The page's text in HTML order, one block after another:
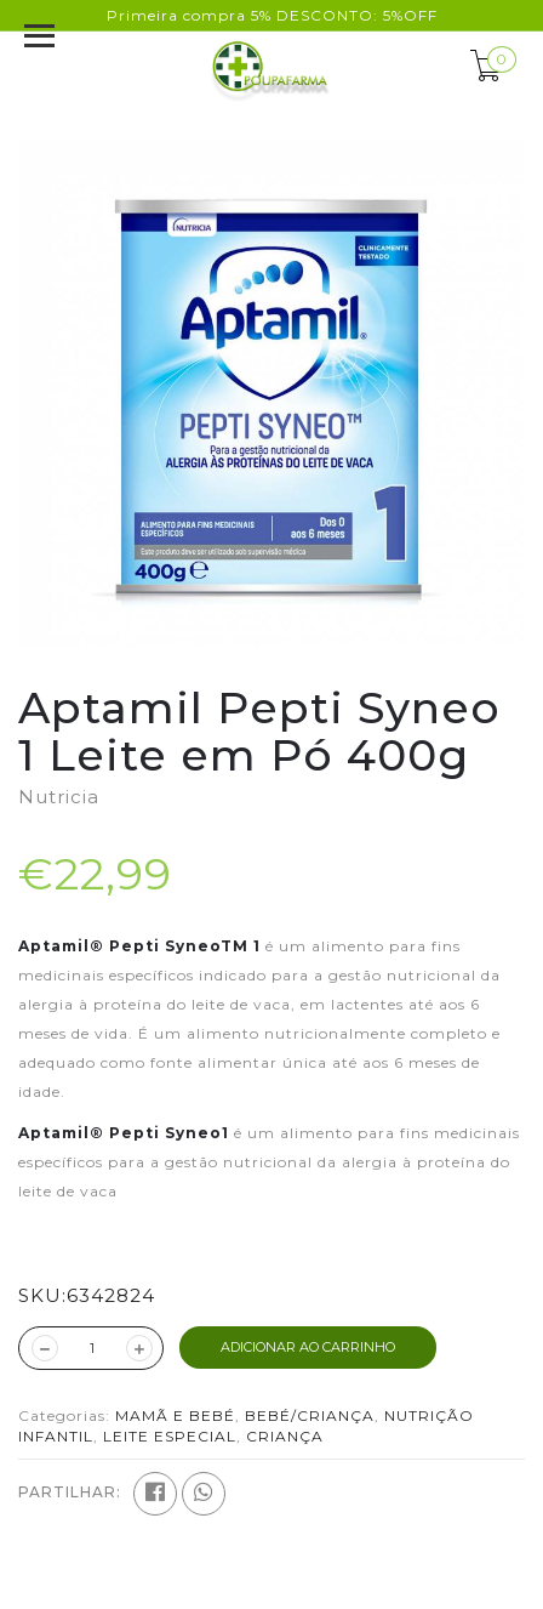
Primeira compra 5% DESCONTO: 5%OFF
0
Aptamil Pepti Syneo
1 Leite em Pó 400g
Nutricia
€22,99
Aptamil® Pepti SyneoTM 1 é um alimento para fins
medicinais específicos indicado para a gestão nutricional da
alergia à proteína do leite de vaca, em lactentes até aos 6
meses de vida. É um alimento nutricionalmente completo e
adequado como fonte alimentar única até aos 6 meses de
idade.
Aptamil® Pepti Syneo1 é um alimento para fins medicinais
específicos para a gestão nutricional da alergia à proteína do
leite de vaca
SKU:6342824
ADICIONAR AO CARRINHO
Categorias: MAMÃ E BEBÉ , BEBÉ/CRIANÇA, NUTRIÇÃO
INFANTIL, LEITE ESPECIAL, CRIANÇA
PARTILHAR: